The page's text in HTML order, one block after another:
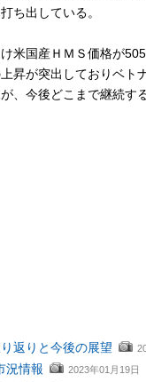
ち出している。
米国産ＨＭＳ価格が
昇が突出しておりベト
、今後どこまで継続す
返りと今後の展望
況情報 2023年01月19日